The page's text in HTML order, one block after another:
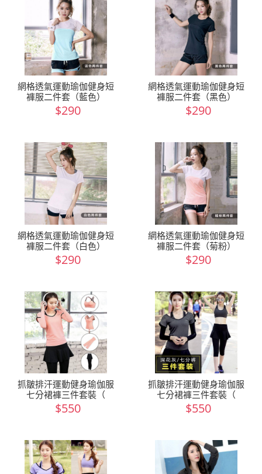
網格透氣運動瑜伽健身短
褲服二件套（藍色）
$290
網格透氣運動瑜伽健身短
褲服二件套（黑色）
$290
網格透氣運動瑜伽健身短
褲服二件套（白色）
$290
網格透氣運動瑜伽健身短
褲服二件套（菊粉）
$290
抓皺排汗運動健身瑜伽服
七分裙褲三件套裝（
$550
抓皺排汗運動健身瑜伽服
七分裙褲三件套裝（
$550